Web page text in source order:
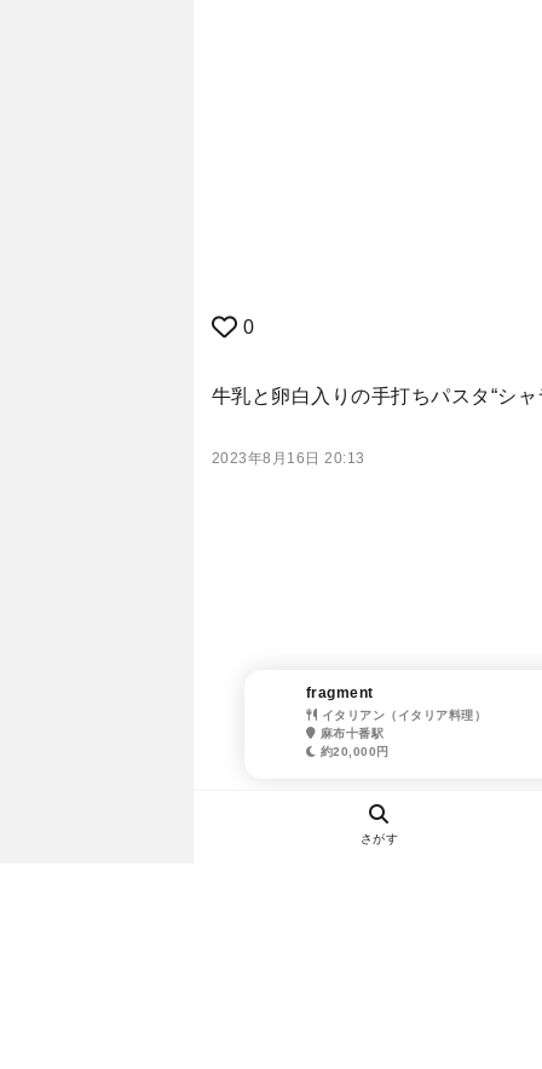
0
牛乳と卵白入りの手打ちパスタ“シ
2023年8月16日 20:13
fragment
イタリアン（イタリア料理）
麻布十番駅
約20,000円
さがす